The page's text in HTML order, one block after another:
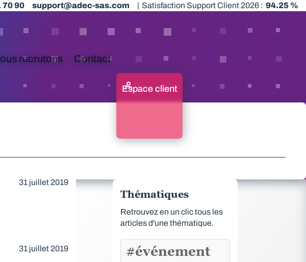
70 90 support@adec-sas.com | Satisfaction Support Client 2026 : 94.25 %
recrutons Contact
Espace client
31 juillet 2019
31 juillet 2019
Thématiques
Retrouvez en un clic tous les
articles d'une thématique.
#événement